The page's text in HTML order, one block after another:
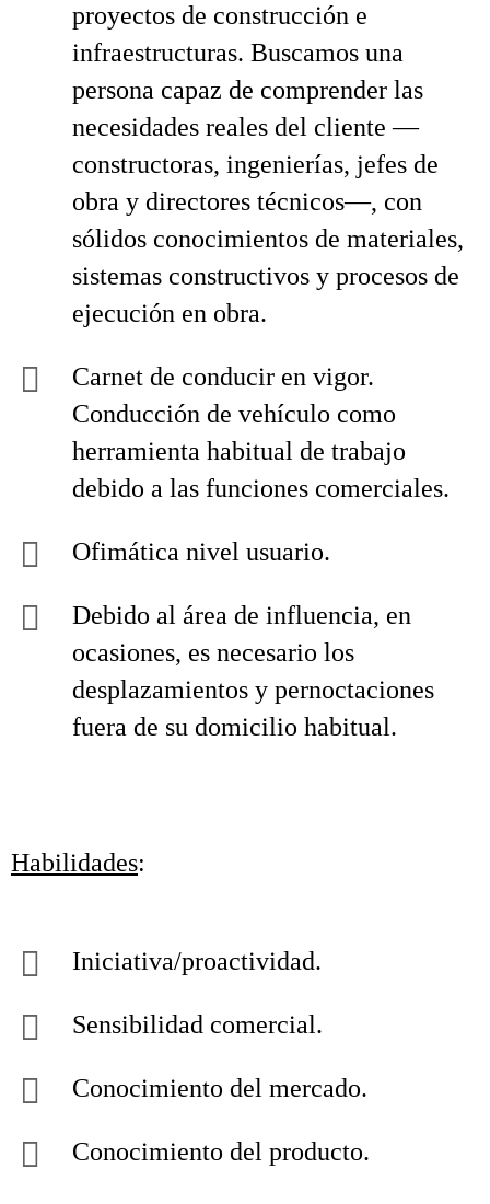
proyectos de construcción e
infraestructuras. Buscamos una
persona capaz de comprender las
necesidades reales del cliente —
constructoras, ingenierías, jefes de
obra y directores técnicos—, con
sólidos conocimientos de materiales,
sistemas constructivos y procesos de
ejecución en obra.
Carnet de conducir en vigor.
Conducción de vehículo como
herramienta habitual de trabajo
debido a las funciones comerciales.
Ofimática nivel usuario.
Debido al área de influencia, en
ocasiones, es necesario los
desplazamientos y pernoctaciones
fuera de su domicilio habitual.
Habilidades:
Iniciativa/proactividad.
Sensibilidad comercial.
Conocimiento del mercado.
Conocimiento del producto.